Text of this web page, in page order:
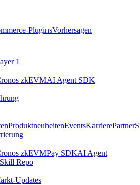
PluginsVorhersagen
1
zkEVMAI Agent SDK
ProduktneuheitenEventsKarrierePartnerS
zkEVMPay SDKAI Agent
Repo
Updates